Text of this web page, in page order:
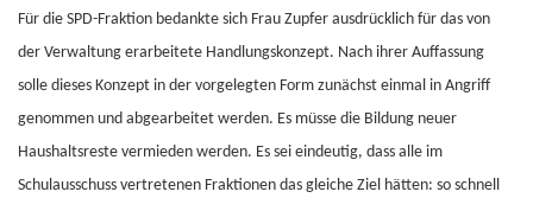
Für die SPD-Fraktion bedankte sich Frau Zupfer ausdrücklich für das von
der Verwaltung erarbeitete Handlungskonzept. Nach ihrer Auffassung
solle dieses Konzept in der vorgelegten Form zunächst einmal in Angriff
genommen und abgearbeitet werden. Es müsse die Bildung neuer
Haushaltsreste vermieden werden. Es sei eindeutig, dass alle im
Schulausschuss vertretenen Fraktionen das gleiche Ziel hätten: so schnell